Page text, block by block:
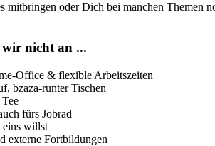
mitbringen oder Dich bei manchen Themen
wir nicht an ...
Office & flexible Arbeitszeiten
bzaza-runter Tischen
fürs Jobrad
eins willst
externe Fortbildungen